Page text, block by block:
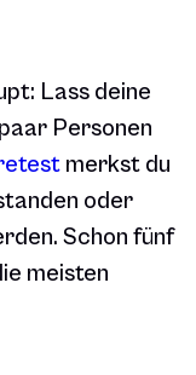
Lass deine
Personen
merkst du
oder
Schon fünf
meisten